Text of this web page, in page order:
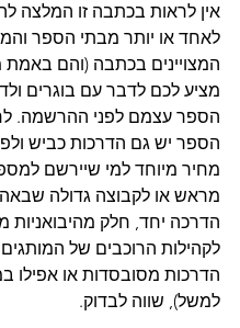
אין לראות בכתבה זו המלצה
לאחד או יותר מבתי הספר
המצויינים בכתבה (והם באמת
מציע לכם לדבר עם בוגרים
הספר עצמם לפני ההרשמה.
הספר יש גם הדרכות כביש
מחיר מיוחד למי שיירשם
מראש או לקבוצה גדולה
הדרכה יחד, חלק מהיבואניות
לקהילות הרוכבים של
למשל), שווה לבדוק.